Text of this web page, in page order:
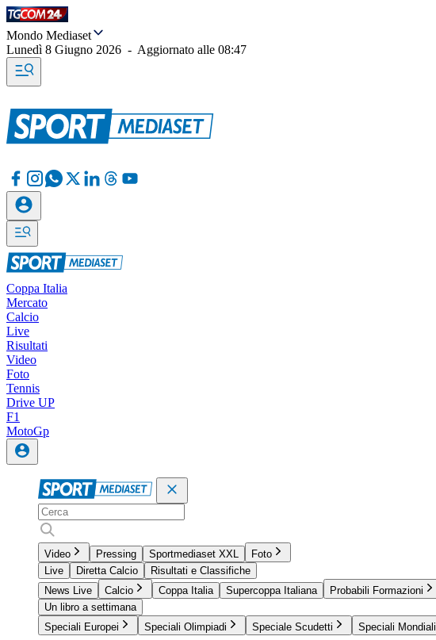
Mondo Mediaset
Lunedì 8 Giugno 2026 - Aggiornato alle 08:47
Coppa Italia
Mercato
Calcio
Live
Risultati
Video
Foto
Tennis
Drive UP
F1
MotoGp
Video Pressing Sportmediaset XXL
Foto
Live
Diretta Calcio
Risultati e Classifiche
News Live
Calcio Coppa Italia Supercoppa Italiana Probabili Formazioni
Un libro a settimana
Speciali Europei
Speciali Olimpiadi Speciale Scudetti Speciali Mondiali